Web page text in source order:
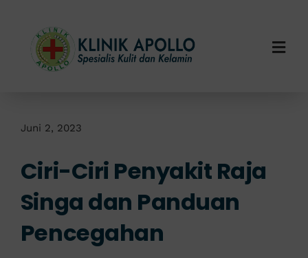
content
Layanan Kami
Info Klinik
Juni 2, 2023
Ciri-Ciri Penyakit Raja
Singa dan Panduan
Pencegahan